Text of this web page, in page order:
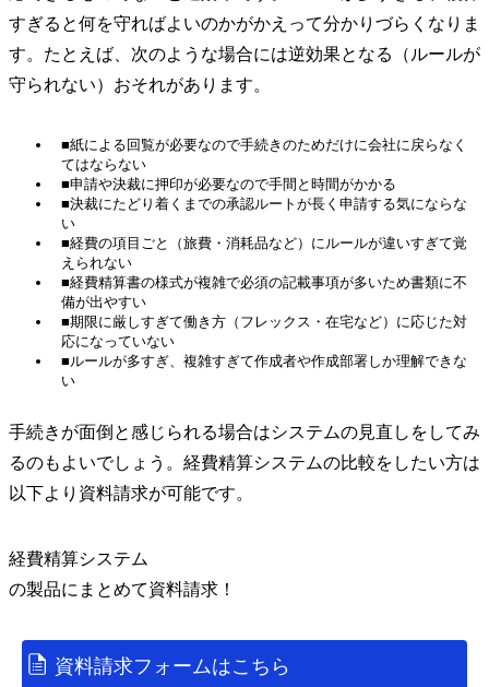
すぎると何を守ればよいのかがかえって分かりづらくなりま
す。たとえば、次のような場合には逆効果となる（ルールが
守られない）おそれがあります。
■紙による回覧が必要なので手続きのためだけに会社に戻らなく
てはならない
■申請や決裁に押印が必要なので手間と時間がかかる
■決裁にたどり着くまでの承認ルートが長く申請する気にならな
い
■経費の項目ごと（旅費・消耗品など）にルールが違いすぎて覚
えられない
■経費精算書の様式が複雑で必須の記載事項が多いため書類に不
備が出やすい
■期限に厳しすぎて働き方（フレックス・在宅など）に応じた対
応になっていない
■ルールが多すぎ、複雑すぎて作成者や作成部署しか理解できな
い
手続きが面倒と感じられる場合はシステムの見直しをしてみ
るのもよいでしょう。経費精算システムの比較をしたい方は
以下より資料請求が可能です。
経費精算システム
の製品にまとめて資料請求！
資料請求フォームはこちら